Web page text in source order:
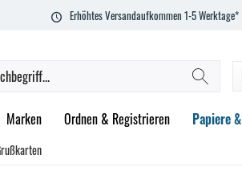
Erhöhtes Versandaufkommen 1-5 Werktage*
Marken Ordnen & Registrieren Papiere